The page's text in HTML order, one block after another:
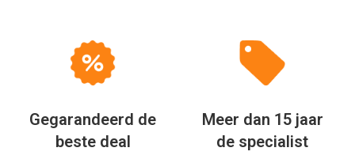
Gegarandeerd de
beste deal
Meer dan 15 jaar
de specialist